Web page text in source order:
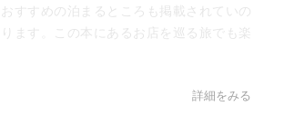
すすめの泊まるところも掲載されていの
ます。この本にあるお店を巡る旅でも楽
詳細をみる